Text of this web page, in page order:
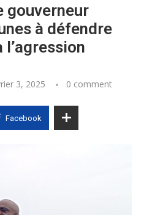
gouverneur
à défendre
3, 2025 0 comment
Facebook